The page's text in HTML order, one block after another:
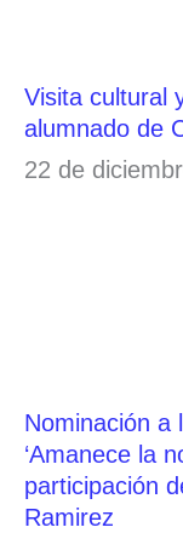
Visita cultural
alumnado de
22 de
Nominación a
‘Amanece la
participación
Ramirez